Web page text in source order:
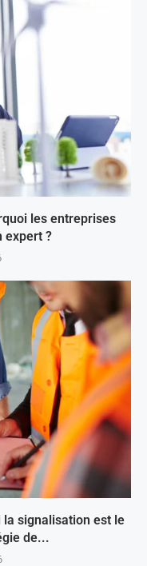
les entreprises
expert ?
signalisation est le
de...